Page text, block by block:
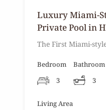
Luxury Miami-
Private Pool in
The First Miami-
Bedroom
3
Bathroom
3
Living Area